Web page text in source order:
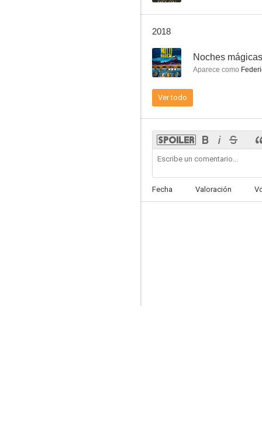
2018
-- Noches mágicas
Aparece como
Ver todo
Fecha Valoración